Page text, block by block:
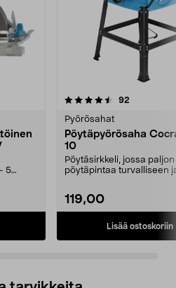
5
92
Pyörösahat
Pöytäpyörösaha
10
Pöytäsirkkeli, jossa paljon
pöytäpintaa turvalliseen
119,00
Lisää ostoskoriin
4.0 viidestä